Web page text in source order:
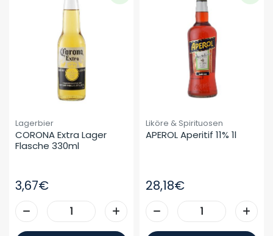
Lagerbier
CORONA Extra Lager
Flasche 330ml
3,67€
Liköre & Spirituosen
APEROL Aperitif 11% 1l
28,18€